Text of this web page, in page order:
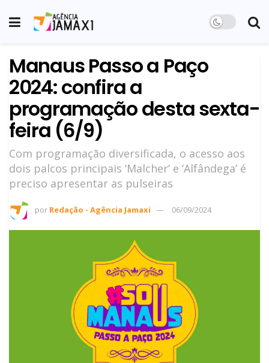
Manaus Passo a Paço
2024: confira a
programação desta sexta-
feira (6/9)
Com programação diversificada, o acesso aos
dois palcos principais ‘Malcher’ e ‘Alfândega’ é
preciso apresentar as pulseiras
por Redação - Agência Jamaxi 06/09/2024